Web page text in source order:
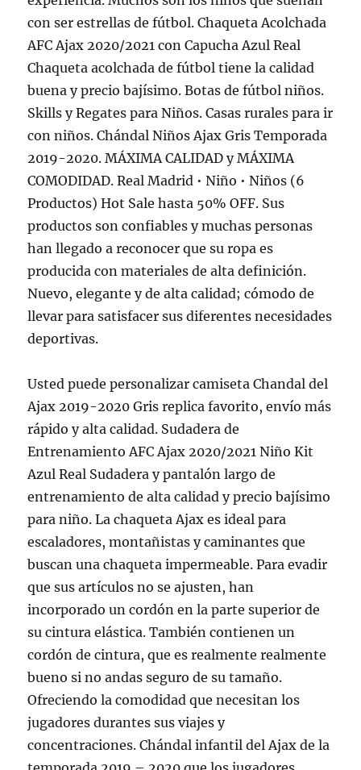
con ser estrellas de fútbol. Chaqueta Acolchada
AFC Ajax 2020/2021 con Capucha Azul Real
Chaqueta acolchada de fútbol tiene la calidad
buena y precio bajísimo. Botas de fútbol niños.
Skills y Regates para Niños. Casas rurales para ir
con niños. Chándal Niños Ajax Gris Temporada
2019-2020. MÁXIMA CALIDAD y MÁXIMA
COMODIDAD. Real Madrid • Niño • Niños (6
Productos) Hot Sale hasta 50% OFF. Sus
productos son confiables y muchas personas
han llegado a reconocer que su ropa es
producida con materiales de alta definición.
Nuevo, elegante y de alta calidad; cómodo de
llevar para satisfacer sus diferentes necesidades
deportivas.
Usted puede personalizar camiseta Chandal del
Ajax 2019-2020 Gris replica favorito, envío más
rápido y alta calidad. Sudadera de
Entrenamiento AFC Ajax 2020/2021 Niño Kit
Azul Real Sudadera y pantalón largo de
entrenamiento de alta calidad y precio bajísimo
para niño. La chaqueta Ajax es ideal para
escaladores, montañistas y caminantes que
buscan una chaqueta impermeable. Para evadir
que sus artículos no se ajusten, han
incorporado un cordón en la parte superior de
su cintura elástica. También contienen un
cordón de cintura, que es realmente realmente
bueno si no andas seguro de su tamaño.
Ofreciendo la comodidad que necesitan los
jugadores durantes sus viajes y
concentraciones. Chándal infantil del Ajax de la